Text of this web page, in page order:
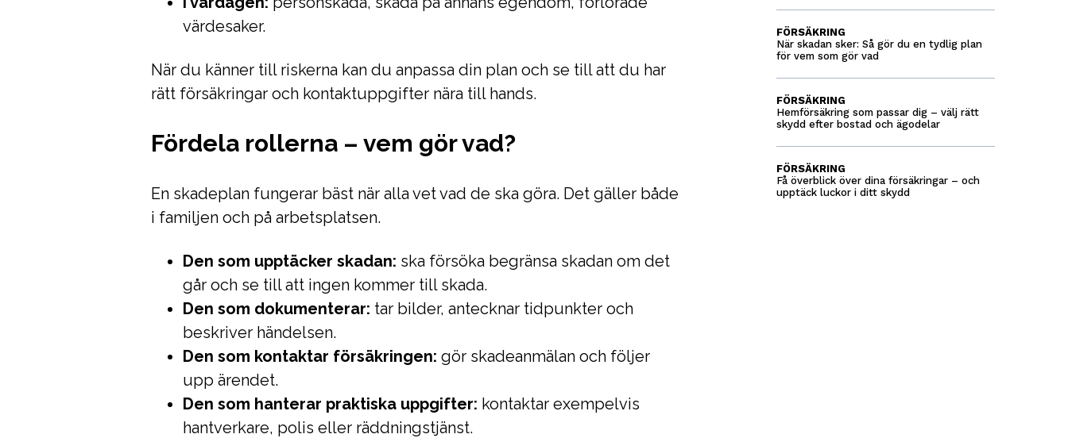
värdesaker.
När du känner till riskerna kan du anpassa din plan och se till att du har
rätt försäkringar och kontaktuppgifter nära till hands.
Fördela rollerna – vem gör vad?
En skadeplan fungerar bäst när alla vet vad de ska göra. Det gäller både
i familjen och på arbetsplatsen.
Den som upptäcker skadan: ska försöka begränsa skadan om det
går och se till att ingen kommer till skada.
Den som dokumenterar: tar bilder, antecknar tidpunkter och
beskriver händelsen.
Den som kontaktar försäkringen: gör skadeanmälan och följer
upp ärendet.
Den som hanterar praktiska uppgifter: kontaktar exempelvis
hantverkare, polis eller räddningstjänst.
När skadan sker: Så gör du en tydlig plan
för vem som gör vad
FÖRSÄKRING
Hemförsäkring som passar dig – välj rätt
skydd efter bostad och ägodelar
FÖRSÄKRING
Få överblick över dina försäkringar – och
upptäck luckor i ditt skydd
FÖRSÄKRING